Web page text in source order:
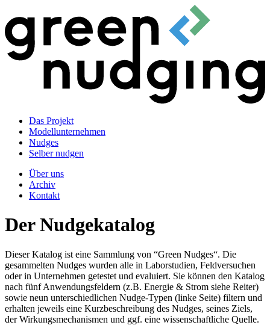
Das Projekt
Modellunternehmen
Nudges
Selber nudgen
Über uns
Archiv
Kontakt
Der Nudgekatalog
Dieser Katalog ist eine Sammlung von “Green Nudges“. Die
gesammelten Nudges wurden alle in Laborstudien, Feldversuchen
oder in Unternehmen getestet und evaluiert. Sie können den Katalog
nach fünf Anwendungsfeldern (z.B. Energie & Strom siehe Reiter)
sowie neun unterschiedlichen Nudge-Typen (linke Seite) filtern und
erhalten jeweils eine Kurzbeschreibung des Nudges, seines Ziels,
der Wirkungsmechanismen und ggf. eine wissenschaftliche Quelle.